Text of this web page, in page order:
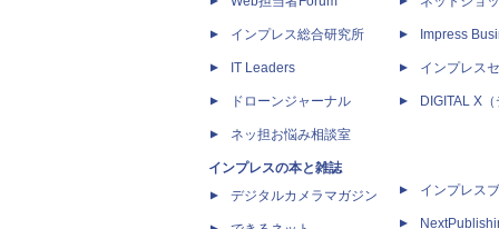
インプレス総合研究所
IT Leaders
ドローンジャーナル
ネッ担お悩み相談室
インプレスの本と雑誌
デジタルカメラマガジン
Impress
インプレス
DIGITAL X
インプレス